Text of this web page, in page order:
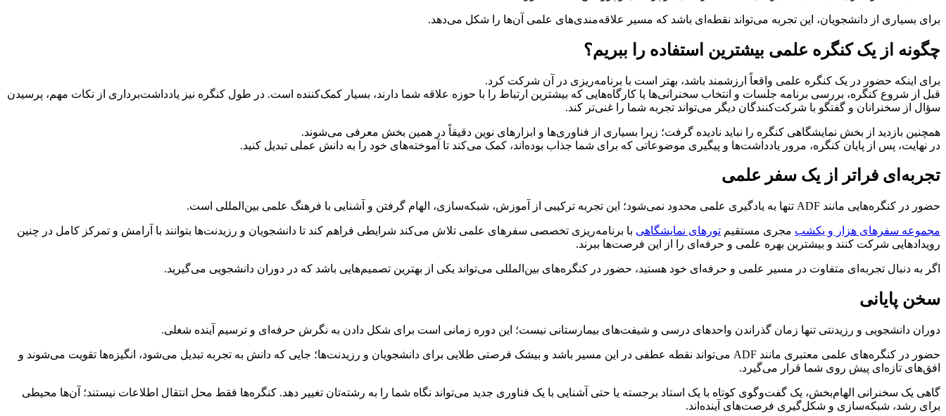
برای بسیاری از دانشجویان، این تجربه می‌تواند نقطه‌ای باشد که مسیر علاقه‌مندی‌های علمی آن‌ها را شکل می‌دهد.
چگونه از یک کنگره علمی بیشترین استفاده را ببریم؟
برای اینکه حضور در یک کنگره علمی واقعاً ارزشمند باشد، بهتر است با برنامه‌ریزی در آن شرکت کرد.
قبل از شروع کنگره، بررسی برنامه جلسات و انتخاب سخنرانی‌ها یا کارگاه‌هایی که بیشترین ارتباط را با حوزه علاقه شما دارند، بسیار کمک‌کننده است. در طول کنگره نیز یادداشت‌برداری از نکات مهم، پرسیدن
سؤال از سخنرانان و گفتگو با شرکت‌کنندگان دیگر می‌تواند تجربه شما را غنی‌تر کند.
همچنین بازدید از بخش نمایشگاهی کنگره را نباید نادیده گرفت؛ زیرا بسیاری از فناوری‌ها و ابزارهای نوین دقیقاً در همین بخش معرفی می‌شوند.
در نهایت، پس از پایان کنگره، مرور یادداشت‌ها و پیگیری موضوعاتی که برای شما جذاب بوده‌اند، کمک می‌کند تا آموخته‌های خود را به دانش عملی تبدیل کنید.
تجربه‌ای فراتر از یک سفر علمی
حضور در کنگره‌هایی مانند ADF تنها به یادگیری علمی محدود نمی‌شود؛ این تجربه ترکیبی از آموزش، شبکه‌سازی، الهام گرفتن و آشنایی با فرهنگ علمی بین‌المللی است.
مجموعه سفرهای هزار و یکشب مجری مستقیم تورهای نمایشگاهی با برنامه‌ریزی تخصصی سفرهای علمی تلاش می‌کند شرایطی فراهم کند تا دانشجویان و رزیدنت‌ها بتوانند با آرامش و تمرکز کامل در چنین
رویدادهایی شرکت کنند و بیشترین بهره علمی و حرفه‌ای را از این فرصت‌ها ببرند.
اگر به دنبال تجربه‌ای متفاوت در مسیر علمی و حرفه‌ای خود هستید، حضور در کنگره‌های بین‌المللی می‌تواند یکی از بهترین تصمیم‌هایی باشد که در دوران دانشجویی می‌گیرید.
سخن پایانی
دوران دانشجویی و رزیدنتی تنها زمان گذراندن واحدهای درسی و شیفت‌های بیمارستانی نیست؛ این دوره زمانی است برای شکل دادن به نگرش حرفه‌ای و ترسیم آینده شغلی.
حضور در کنگره‌های علمی معتبری مانند ADF می‌تواند نقطه عطفی در این مسیر باشد و بیشک فرصتی طلایی برای دانشجویان و رزیدنت‌ها؛ جایی که دانش به تجربه تبدیل می‌شود، انگیزه‌ها تقویت می‌شوند و
افق‌های تازه‌ای پیش روی شما قرار می‌گیرد.
گاهی یک سخنرانی الهام‌بخش، یک گفت‌وگوی کوتاه با یک استاد برجسته یا حتی آشنایی با یک فناوری جدید می‌تواند نگاه شما را به رشته‌تان تغییر دهد. کنگره‌ها فقط محل انتقال اطلاعات نیستند؛ آن‌ها محیطی
برای رشد، شبکه‌سازی و شکل‌گیری فرصت‌های آینده‌اند.